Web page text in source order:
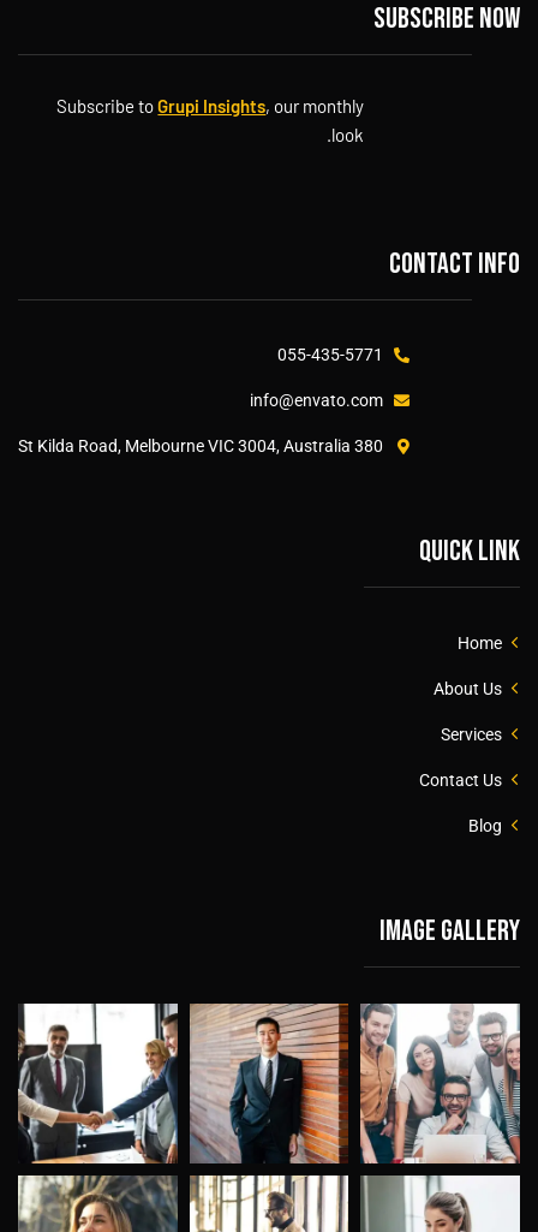
Subscribe now
Subscribe toGrupi Insights, our monthly
look.
Contact info
055-435-5771
info@envato.com
380 St Kilda Road, Melbourne VIC 3004, Australia
Quick link
Home
About Us
Services
Contact Us
Blog
Image gallery